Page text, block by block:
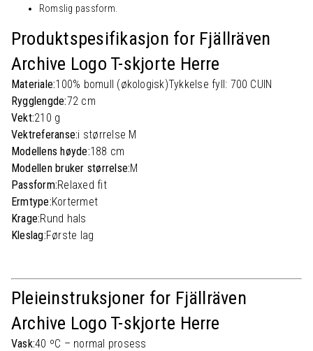
Romslig passform.
Produktspesifikasjon for Fjällräven
Archive Logo T-skjorte Herre
Materiale:100% bomull (økologisk)Tykkelse fyll: 700 CUIN
Rygglengde:72 cm
Vekt:210 g
Vektreferanse:i størrelse M
Modellens høyde:188 cm
Modellen bruker størrelse:M
Passform:Relaxed fit
Ermtype:Kortermet
Krage:Rund hals
Kleslag:Første lag
Pleieinstruksjoner for Fjällräven
Archive Logo T-skjorte Herre
Vask:40 ºC – normal prosess